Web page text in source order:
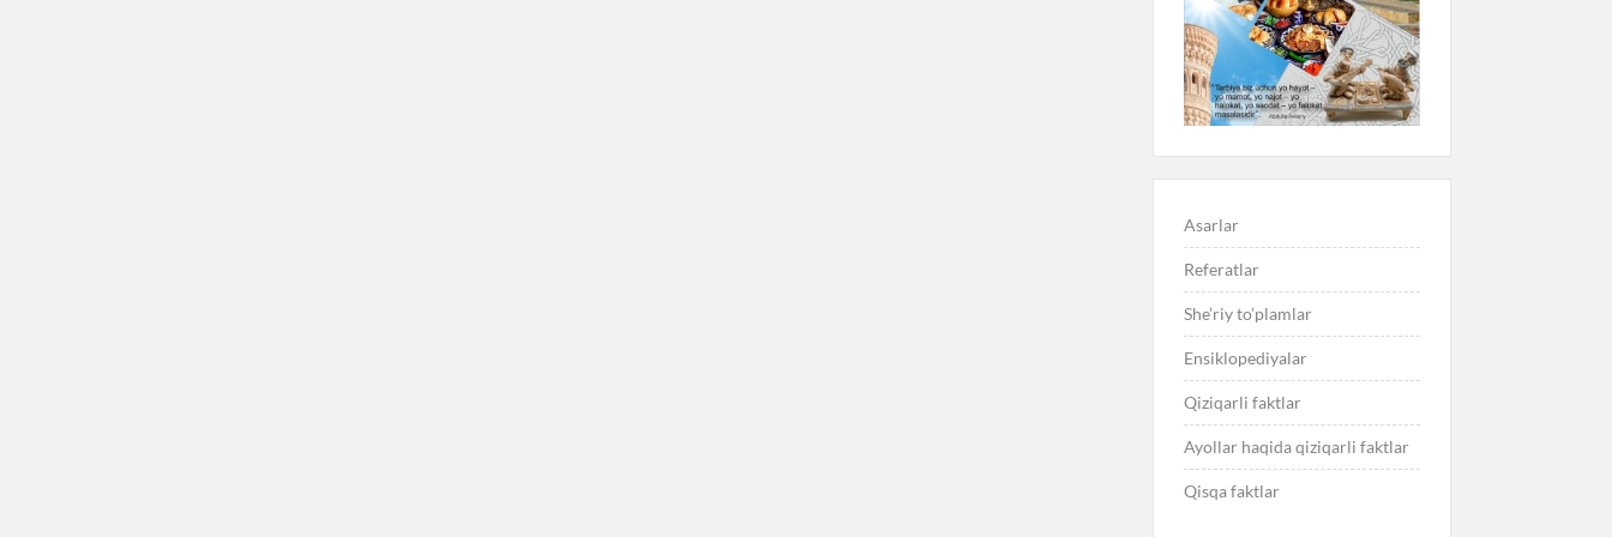
Asarlar
Referatlar
She’riy to’plamlar
Ensiklopediyalar
Qiziqarli faktlar
Ayollar haqida qiziqarli faktlar
Qisqa faktlar